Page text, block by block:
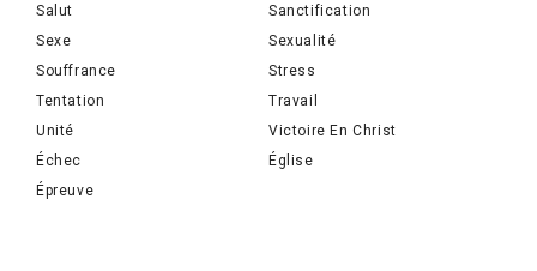
Salut
Sanctification
Sexe
Sexualité
Souffrance
Stress
Tentation
Travail
Unité
Victoire En Christ
Échec
Église
Épreuve